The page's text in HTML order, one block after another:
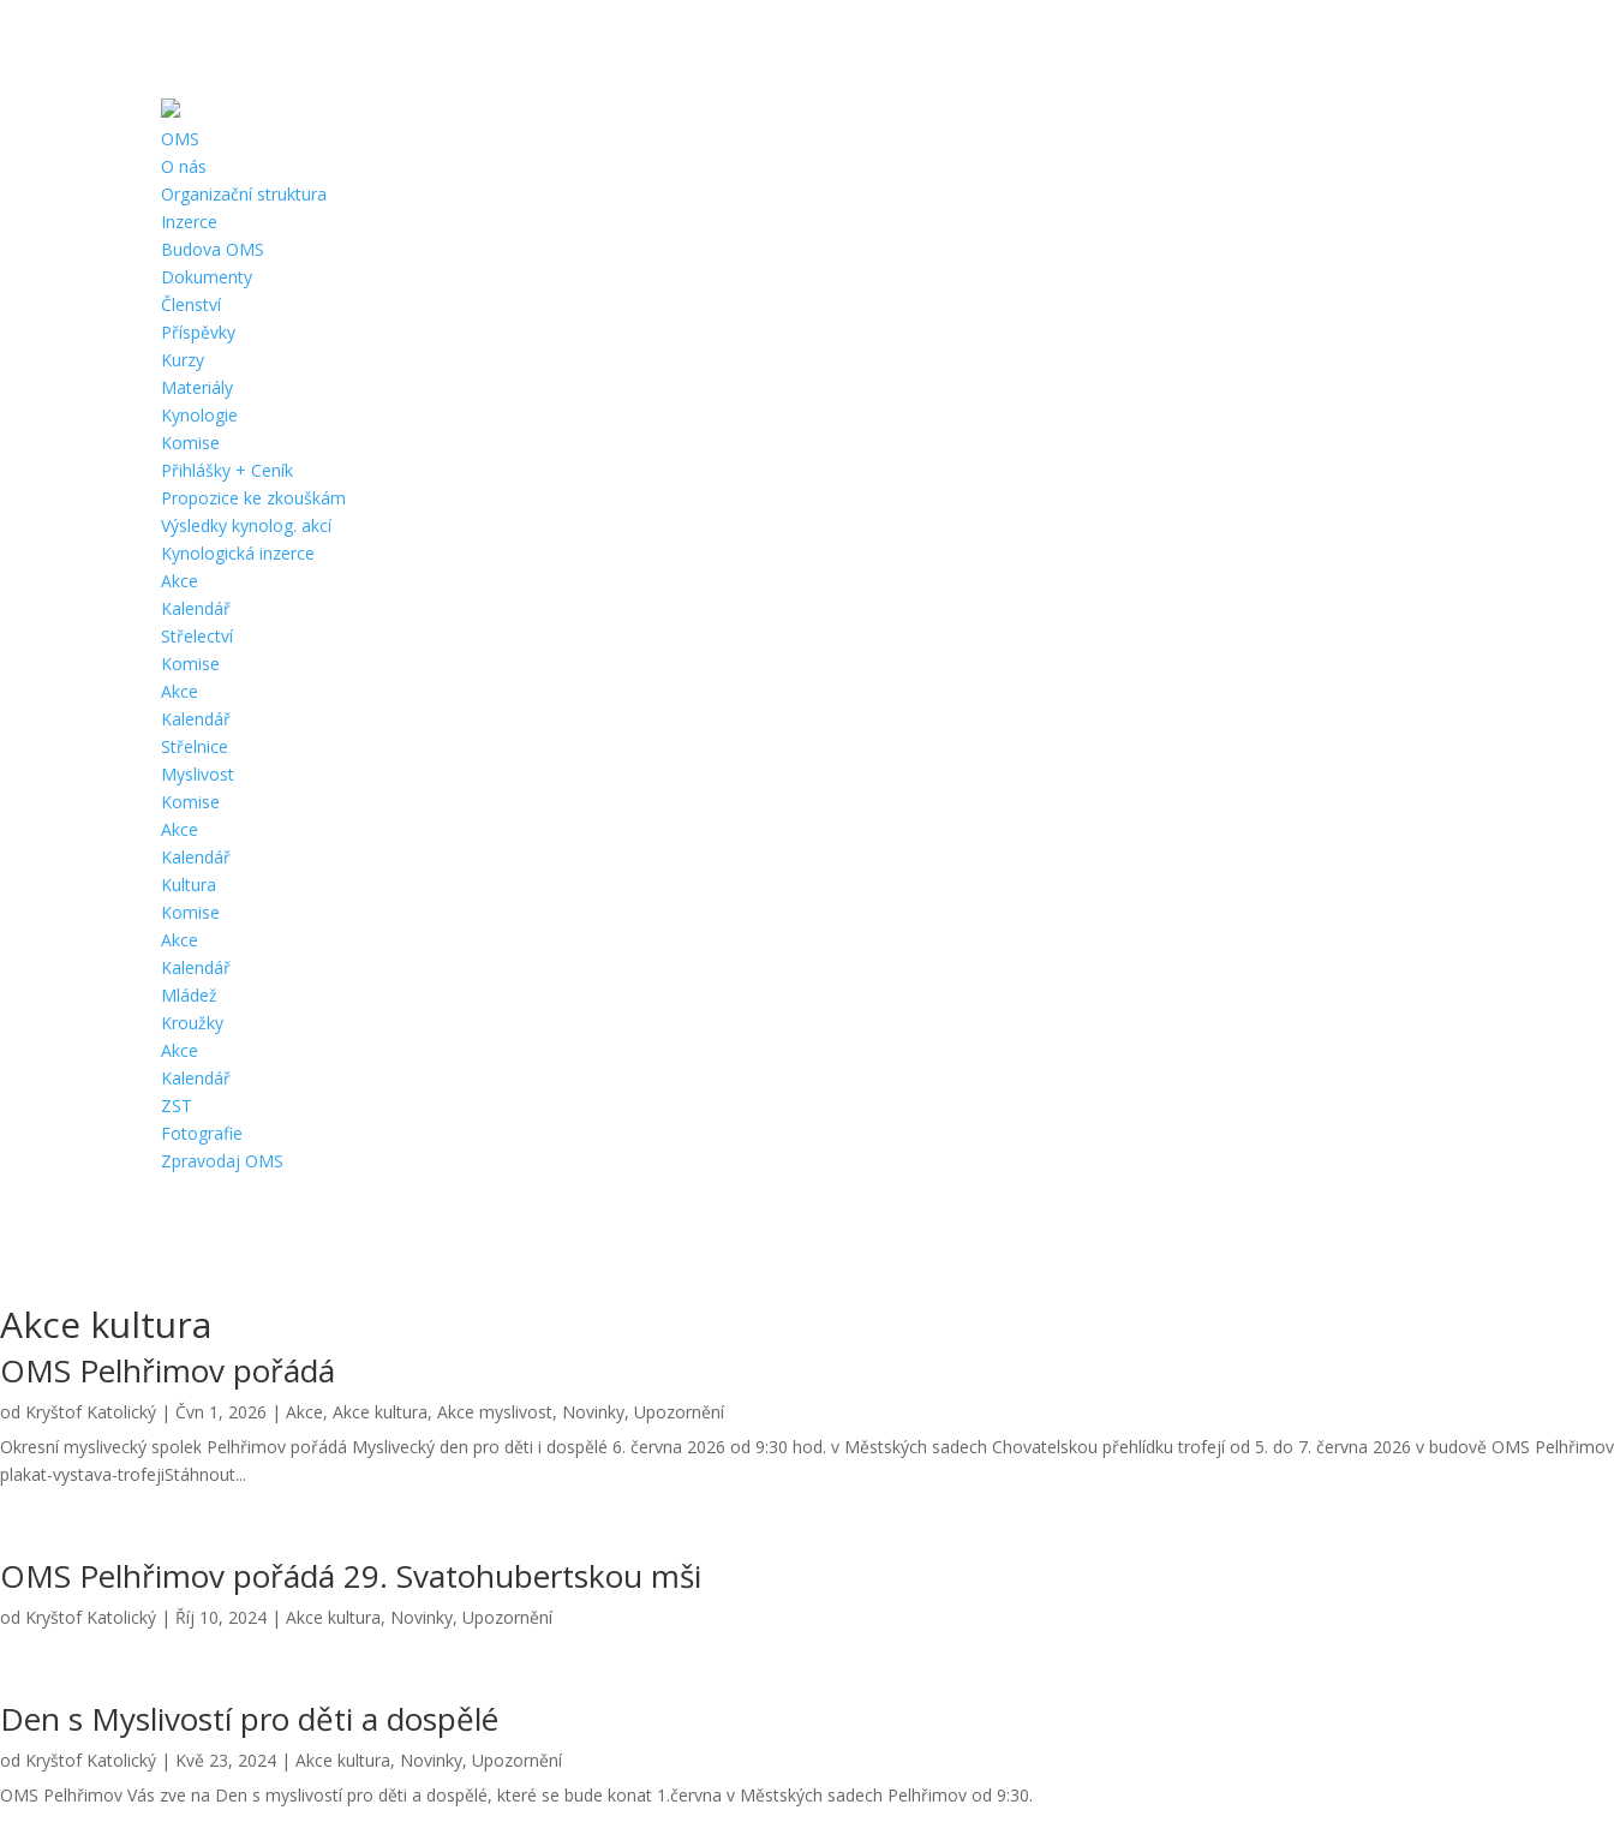
OMS
O nás
Organizační struktura
Inzerce
Budova OMS
Dokumenty
Členství
Příspěvky
Kurzy
Materiály
Kynologie
Komise
Přihlášky + Ceník
Propozice ke zkouškám
Výsledky kynolog. akcí
Kynologická inzerce
Akce
Kalendář
Střelectví
Komise
Akce
Kalendář
Střelnice
Myslivost
Komise
Akce
Kalendář
Kultura
Komise
Akce
Kalendář
Mládež
Kroužky
Akce
Kalendář
ZST
Fotografie
Zpravodaj OMS
Akce kultura
OMS Pelhřimov pořádá
od Kryštof Katolický | Čvn 1, 2026 | Akce, Akce kultura, Akce myslivost, Novinky, Upozornění
Okresní myslivecký spolek Pelhřimov pořádá Myslivecký den pro děti i dospělé 6. června 2026 od 9:30 hod. v Městských sadech Chovatelskou přehlídku trofejí od 5. do 7. června 2026 v budově OMS Pelhřimov
plakat-vystava-trofejiStáhnout...
OMS Pelhřimov pořádá 29. Svatohubertskou mši
od Kryštof Katolický | Říj 10, 2024 | Akce kultura, Novinky, Upozornění
Den s Myslivostí pro děti a dospělé
od Kryštof Katolický | Kvě 23, 2024 | Akce kultura, Novinky, Upozornění
OMS Pelhřimov Vás zve na Den s myslivostí pro děti a dospělé, které se bude konat 1.června v Městských sadech Pelhřimov od 9:30.